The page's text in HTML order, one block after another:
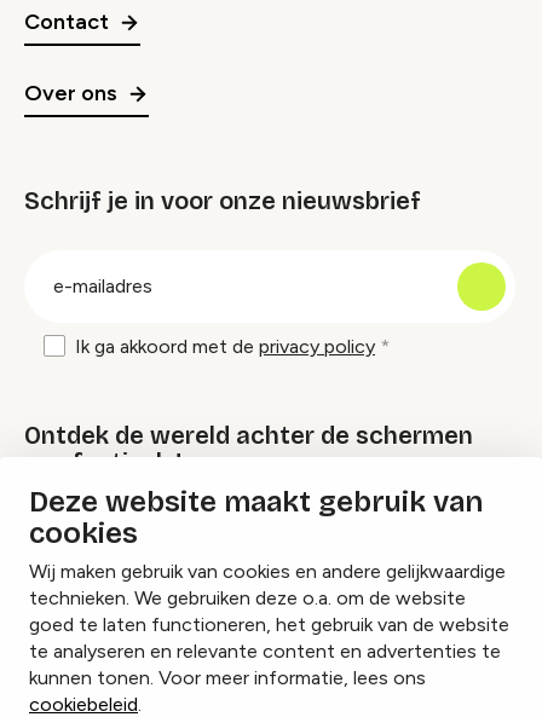
Deze website maakt gebruik van
cookies
Wij maken gebruik van cookies en andere gelijkwaardige
technieken. We gebruiken deze o.a. om de website
goed te laten functioneren, het gebruik van de website
te analyseren en relevante content en advertenties te
kunnen tonen. Voor meer informatie, lees ons
cookiebeleid.
Contact
Over ons
Schrijf je in voor onze nieuwsbrief
Ik ga akkoord met de privacy policy
Ontdek de wereld achter de schermen
van festivals!
Lees onze Festival Specials
InstagramFacebookLinkedIn